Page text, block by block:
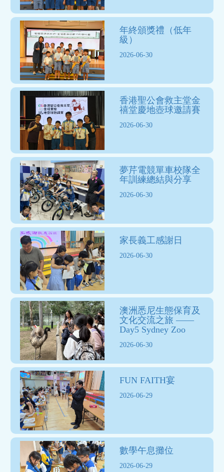
年終頒獎禮（低年
級）
2026-06-30
香港聖公會救主堂金
禧堂慶地壺球邀請賽
2026-06-30
夢芹電競單車校隊全
年訓練總結與分享
2026-06-30
家長義工感謝日
2026-06-30
澳洲悉尼生態保育及
文化交流之旅 ——
Day5 Sydney Zoo
2026-06-30
FUN FAITH宴
2026-06-29
數學午息攤位
2026-06-29